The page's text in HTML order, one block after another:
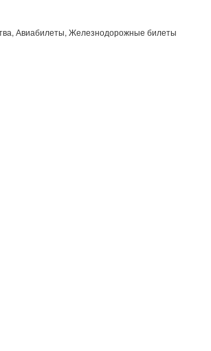
Авиабилеты, Железнодорожные билеты